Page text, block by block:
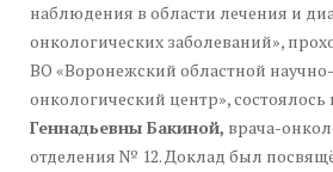
наблюдения в области лечения и
онкологических заболеваний»,
ВО «Воронежский областной
онкологический центр»,
Геннадьевны Бакиной, врача-
отделения № 12. Доклад был